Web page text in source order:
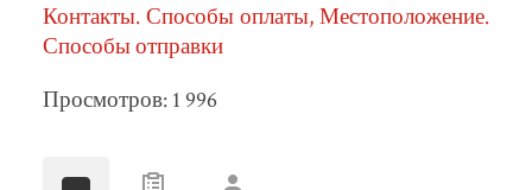
Контакты. Способы оплаты, Местоположение.
Способы отправки
Просмотров: 1 996